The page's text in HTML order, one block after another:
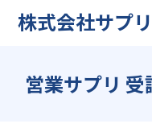
株式会社サプリ
営業サプリ 受